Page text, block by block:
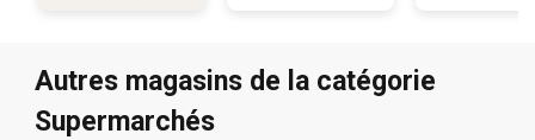
Autres magasins de la catégorie
Supermarchés